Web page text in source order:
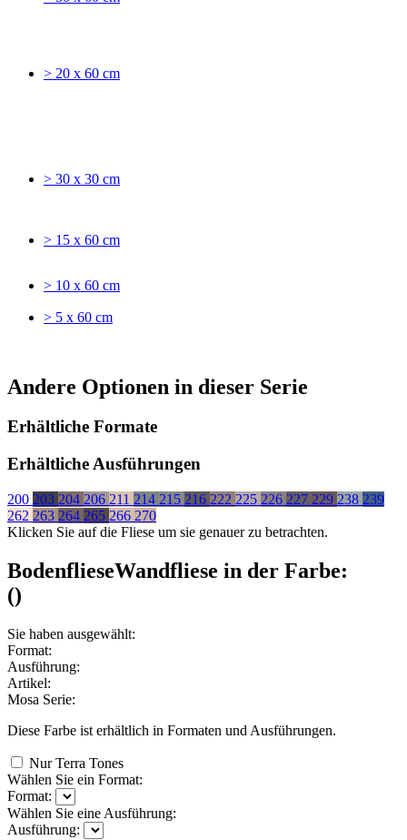
> 20 x 60 cm
> 30 x 30 cm
> 15 x 60 cm
> 10 x 60 cm
> 5 x 60 cm
Andere Optionen in dieser Serie
Erhältliche Formate
Erhältliche Ausführungen
200 203 204 206 211 214 215 216 222 225 226 227 229 238 239
262 263 264 265 266 270
Klicken Sie auf die Fliese um sie genauer zu betrachten.
BodenflieseWandfliese in der Farbe:
()
Sie haben ausgewählt:
Format:
Ausführung:
Artikel:
Mosa Serie:
Diese Farbe ist erhältlich in Formaten und Ausführungen.
Nur Terra Tones
Wählen Sie ein Format:
Format:
Wählen Sie eine Ausführung:
Ausführung: